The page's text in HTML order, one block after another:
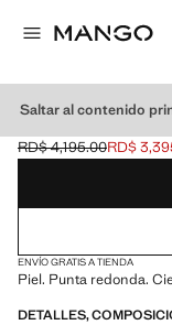
Saltar al contenido
DEPORTIVAS
Precio inicial tachado
RD$ 4,195.00
Precio actual [RD$
RD$
Selecciona un color
ENVÍO GRATIS A TIENDA
Piel. Punta redonda.
DETALLES,